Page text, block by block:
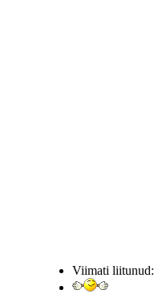
Viimati liitunud: